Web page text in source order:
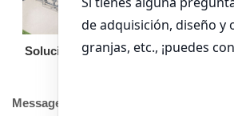
Solución llave en mano
Message